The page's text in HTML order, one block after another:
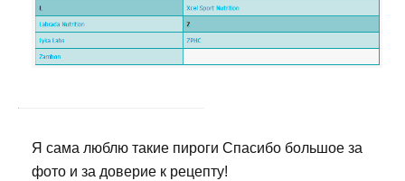
Я сама люблю такие пироги Спасибо большое за
фото и за доверие к рецепту!